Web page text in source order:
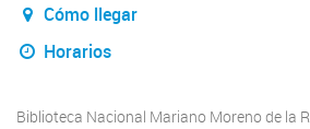
Cómo llegar
Horarios
Biblioteca Nacional Mariano Moreno de la